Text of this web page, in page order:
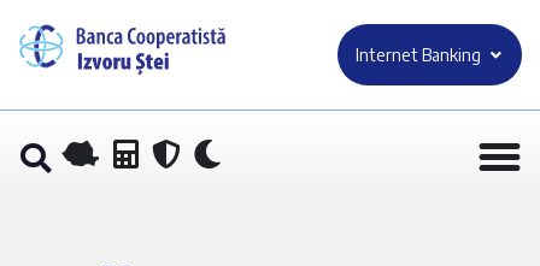
Internet Banking